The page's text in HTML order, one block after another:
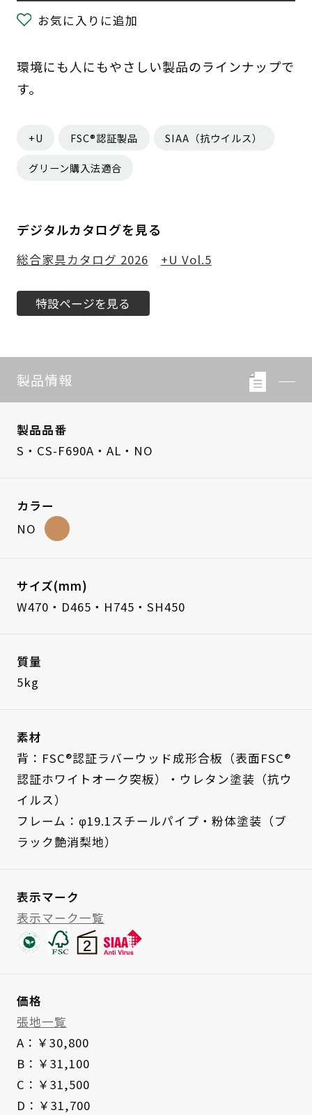
お気に入りに追加
環境にも人にもやさしい製品のラインナップで
す。
+U FSC®認証製品 SIAA（抗ウイルス）
グリーン購入法適合
デジタルカタログを見る
総合家具カタログ 2026 +U Vol.5
特設ページを見る
製品情報
製品品番
S・CS-F690A・AL・NO
カラー
NO
サイズ(mm)
W470・D465・H745・SH450
質量
5kg
素材
背：FSC®認証ラバーウッド成形合板（表面FSC®
認証ホワイトオーク突板）・ウレタン塗装（抗ウ
イルス）
フレーム：φ19.1スチールパイプ・粉体塗装（ブ
ラック艶消梨地）
表示マーク
表示マーク一覧
価格
張地一覧
A：￥30,800
B：￥31,100
C：￥31,500
D：￥31,700